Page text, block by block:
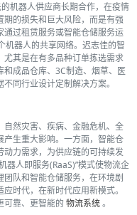
机器人供应商长期合作，在疫情
的损失和巨大风险，而是有强
过租赁服务或智能仓储服务运
机器人的共享网络。迟志佳的智
其是在有多品种订单拣选需求
成品仓库、3C制造、烟草、医
同行业设计定制解决方案。
然灾害、疾病、金融危机、全
生重大影响。一方面，智能仓
力需求，为供应链的可持续发
器人即服务(RaaS)”模式使物流企
队和智能仓储服务，在环境剧
时代，在新时代应用新模式。
可靠、更智能的 物流系统。